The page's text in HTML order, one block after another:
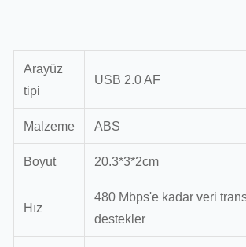
Arayüz
tipi
USB 2.0 AF
Malzeme ABS
Boyut 20.3*3*2cm
Hız
480 Mbps'e kadar veri
destekler